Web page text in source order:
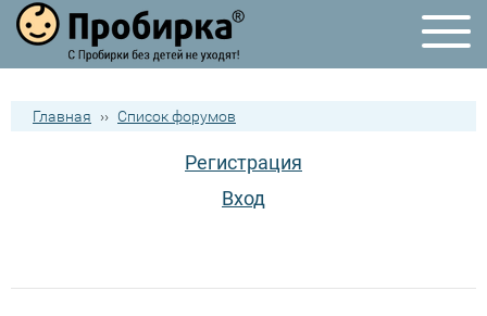
Главная ›› Список форумов
Регистрация
Вход